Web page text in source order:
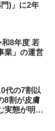
)」に2年
8年度 若
業」の運営
代の7割以
8割が皮膚
実態が明ら